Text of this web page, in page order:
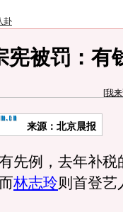
卦
宪被罚：有
[我
来源：北京晨报
例，去年补税
林志玲则首登艺